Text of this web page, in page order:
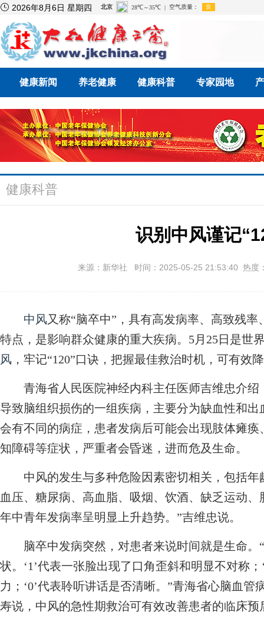
 2026年8月6日 星期四
健康新闻 养老健康 健康科普 专家园地
健康科普
识别中风谨记
来源：新华社 时间：2025-05-25 21:53:40 热度
中风又称“脑卒中”，具有高发病率、高致残
特点，是影响群众健康的重大疾病。5月25日是世
风 ，牢记“120”口诀，把握最佳救治时机，可有效
青海省人民医院神经内科主任医师吉维忠介绍
导致脑组织损伤的一组疾病，主要分为缺血性和
会有不同的病症，患者发病后可能会出现肢体瘫
知障碍等症状，严重者会昏迷，进而危及生命。
中风的发生与多种危险因素密切相关，包括年
血压、糖尿病、高血脂、吸烟、饮酒、缺乏运动
年中青年发病率呈明显上升趋势。”吉维忠说。
脑卒中发病突然，对患者来说时间就是生命。“
状。‘1’代表一张脸出现了口角歪斜和明显不对称
力；‘0’代表聆听讲话是否清晰。”青海省心脑血
寿说，中风的急性期救治可有效改善患者的临床